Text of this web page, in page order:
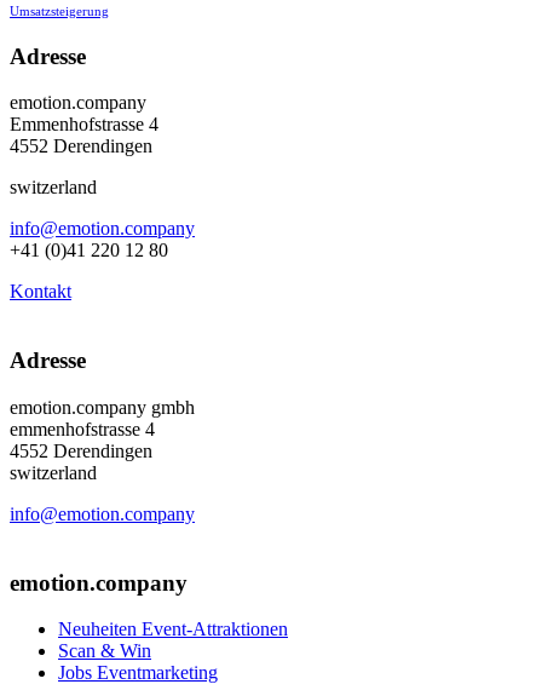
Umsatzsteigerung
Adresse
emotion.company
Emmenhofstrasse 4
4552 Derendingen
switzerland
info@emotion.company
+41 (0)41 220 12 80
Kontakt
Adresse
emotion.company gmbh
emmenhofstrasse 4
4552 Derendingen
switzerland
info@emotion.company
emotion.company
Neuheiten Event-Attraktionen
Scan & Win
Jobs Eventmarketing